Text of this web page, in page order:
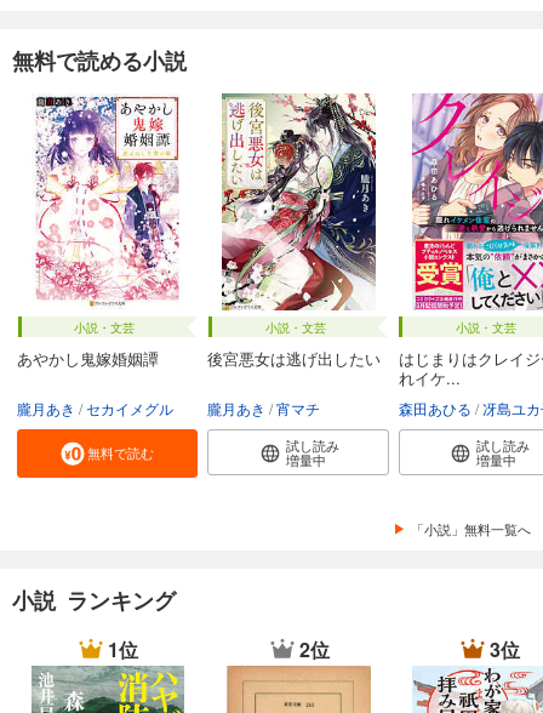
無料で読める小説
小説・文芸
あやかし鬼嫁婚姻譚
朧月あき セカイメグル
無料で読む
小説・文芸
後宮悪女は逃げ出したい
朧月あき 宵マチ
試し読み
増量中
小説・文芸
はじまりはクレイ
れイケ...
森田あひる 冴島ユ
試し読み
増量中
「小説」無料一覧へ
小説 ランキング
1位 2位 3位